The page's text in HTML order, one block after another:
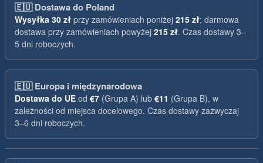
🇪🇺Dostawa do Poland
Wysyłka 30 zł przy zamówieniach poniżej 215 zł; darmowa
dostawa przy zamówieniach powyżej 215 zł. Czas dostawy 3–
5 dni roboczych.
🇪🇺Europa i międzynarodowa
Dostawa do UE od €7 (Grupa A) lub €11 (Grupa B), w
zależności od miejsca docelowego. Czas dostawy zazwyczaj
3–6 dni roboczych.